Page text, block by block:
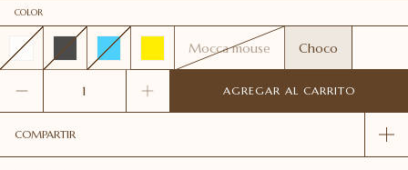
COLOR
Mocca mouse Choco
COMPARTIR